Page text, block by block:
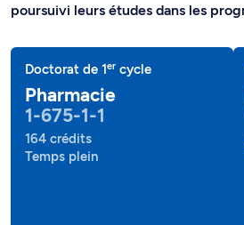
poursuivi leurs études dans les
Doctorat de 1er cycle
Pharmacie
1-675-1-1
164 crédits
Temps plein